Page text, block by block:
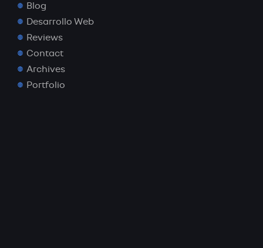
Blog
Desarrollo Web
Reviews
Contact
Archives
Portfolio